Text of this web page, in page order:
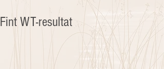
Fint WT-resultat